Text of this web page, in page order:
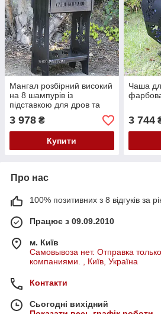
Мангал розбірний високий
на 8 шампурів із
підставкою для дров та
індивідуальним
гравіюванням — Саня
запюй
3 978 ₴
Купити
Чаша
3 744
Про нас
100% позитивних з 8 відгуків за
Працює з 09.09.2010
м. Київ
Самовывоза нет. Отправка
компаниями. , Київ, Україна
Контакти
Сьогодні вихідний